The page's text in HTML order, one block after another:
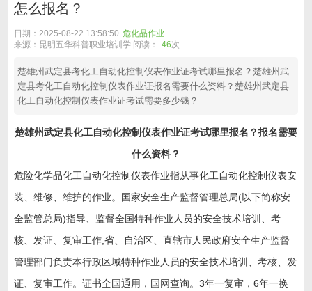
怎么报名？
日期：2025-08-22 13:58:50 危化品作业
来源：昆明五华科普职业培训学 阅读：
46次
楚雄州武定县考化工自动化控制仪表作业证考试哪里报名？楚雄州武
定县考化工自动化控制仪表作业证报名需要什么资料？楚雄州武定县
化工自动化控制仪表作业证考试需要多少钱？
楚雄州武定县化工自动化控制仪表作业证考试哪里报名？报名需要
什么资料？
危险化学品化工自动化控制仪表作业指从事化工自动化控制仪表安
装、维修、维护的作业。国家安全生产监督管理总局(以下简称安
全监管总局)指导、监督全国特种作业人员的安全技术培训、考
核、发证、复审工作;省、自治区、直辖市人民政府安全生产监督
管理部门负责本行政区域特种作业人员的安全技术培训、考核、发
证、复审工作。证书全国通用，国网查询。3年一复审，6年一换